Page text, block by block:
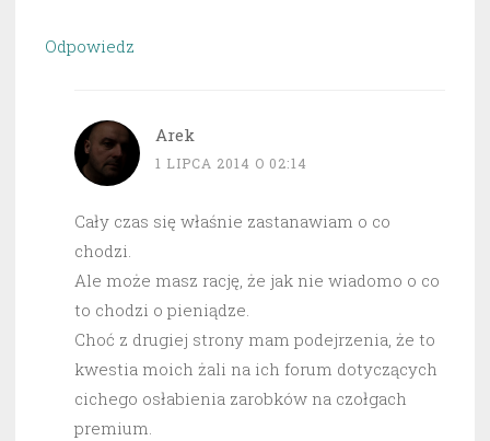
Odpowiedz
Arek
1 LIPCA 2014 O 02:14
Cały czas się właśnie zastanawiam o co
chodzi.
Ale może masz rację, że jak nie wiadomo o co
to chodzi o pieniądze.
Choć z drugiej strony mam podejrzenia, że to
kwestia moich żali na ich forum dotyczących
cichego osłabienia zarobków na czołgach
premium.